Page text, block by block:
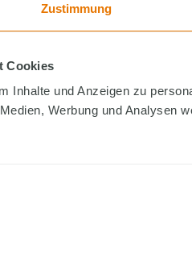
Zustimmung
Cookies
Inhalte und Anzeigen zu
Werbung und Analysen